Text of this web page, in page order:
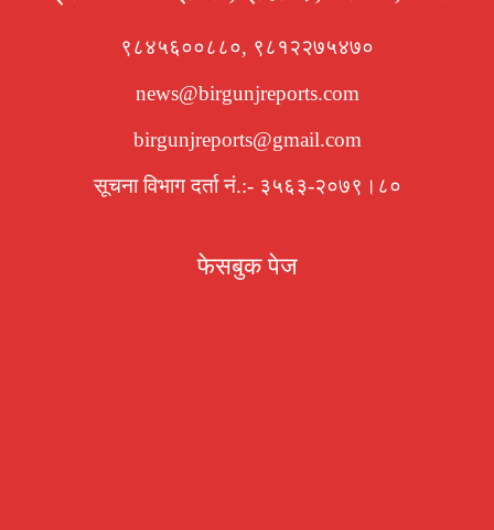
९८४५६००८८०, ९८१२२७५४७०
news@birgunjreports.com
birgunjreports@gmail.com
सूचना विभाग दर्ता नं.:- ३५६३-२०७९।८०
फेसबुक पेज